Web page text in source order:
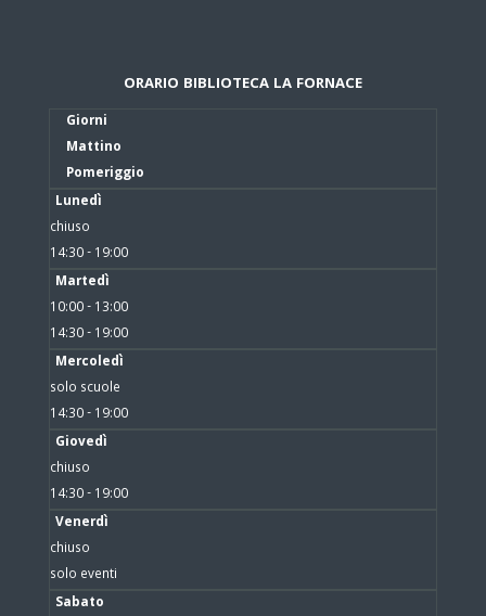
ORARIO BIBLIOTECA LA FORNACE
Giorni
Mattino
Pomeriggio
Lunedì
chiuso
14:30 - 19:00
Martedì
10:00 - 13:00
14:30 - 19:00
Mercoledì
solo scuole
14:30 - 19:00
Giovedì
chiuso
14:30 - 19:00
Venerdì
chiuso
solo eventi
Sabato